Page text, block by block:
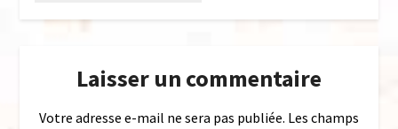
Laisser un commentaire
Votre adresse e-mail ne sera pas publiée. Les champs